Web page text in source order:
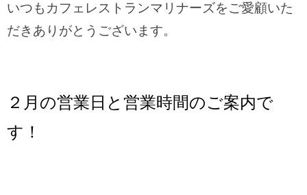
いつもカフェレストランマリナーズをご愛顧いた
だきありがとうございます。
２月の営業日と営業時間のご案内で
す！